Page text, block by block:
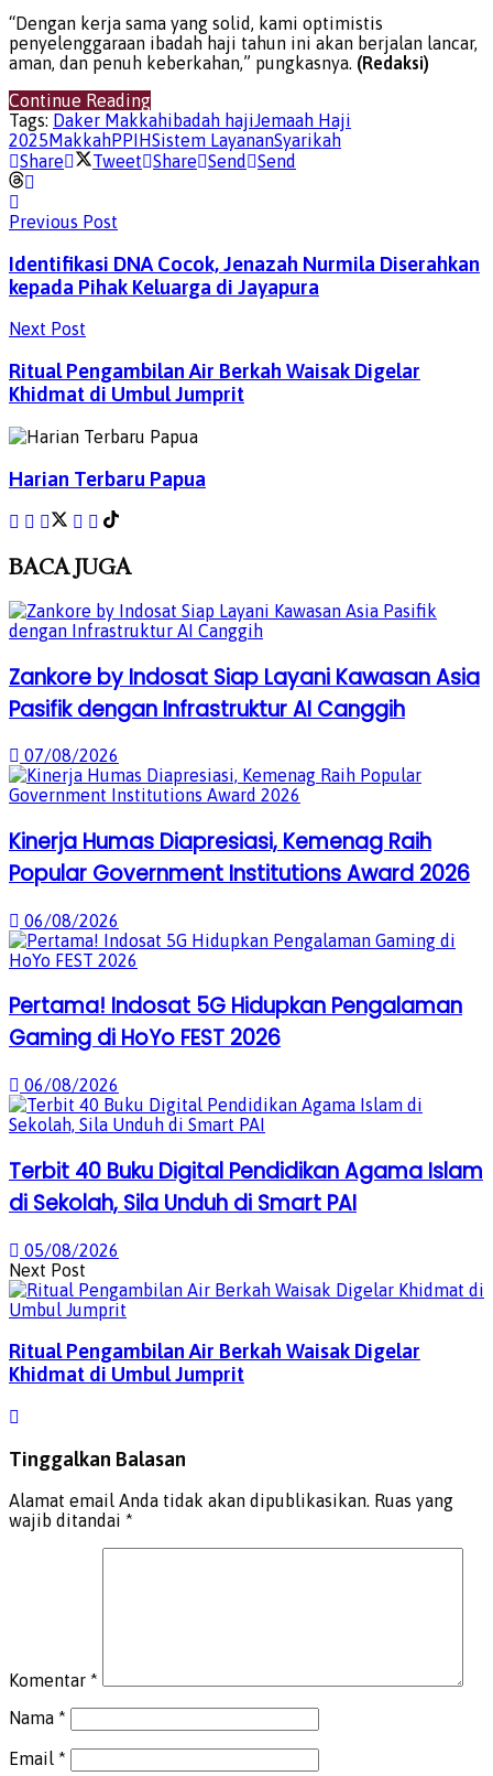
“Dengan kerja sama yang solid, kami optimistis
penyelenggaraan ibadah haji tahun ini akan berjalan lancar,
aman, dan penuh keberkahan,” pungkasnya. (Redaksi)
Continue Reading
Tags: Daker Makkahibadah hajiJemaah Haji
2025MakkahPPIHSistem LayananSyarikah
Share
Tweet Share Send Send
Previous Post
Identifikasi DNA Cocok, Jenazah Nurmila Diserahkan
kepada Pihak Keluarga di Jayapura
Next Post
Ritual Pengambilan Air Berkah Waisak Digelar
Khidmat di Umbul Jumprit
Harian Terbaru Papua
BACAJUGA
Zankore by Indosat Siap Layani Kawasan Asia
Pasifik dengan Infrastruktur AI Canggih
07/08/2026
Kinerja Humas Diapresiasi, Kemenag Raih
Popular Government Institutions Award 2026
06/08/2026
Pertama! Indosat 5G Hidupkan Pengalaman
Gaming di HoYo FEST 2026
06/08/2026
Terbit 40 Buku Digital Pendidikan Agama Islam
di Sekolah, Sila Unduh di Smart PAI
05/08/2026
Next Post
Ritual Pengambilan Air Berkah Waisak Digelar
Khidmat di Umbul Jumprit
Tinggalkan Balasan
Alamat email Anda tidak akan dipublikasikan. Ruas yang
wajib ditandai *
Komentar *
Nama *
Email *